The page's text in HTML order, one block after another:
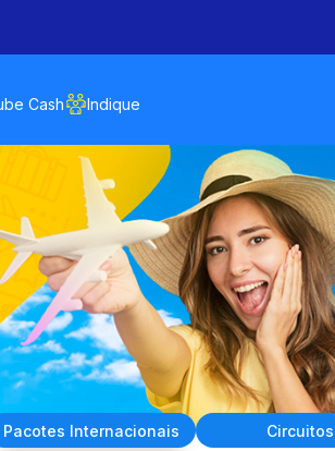
Cash Indique
Pacotes Internacionais Circuitos